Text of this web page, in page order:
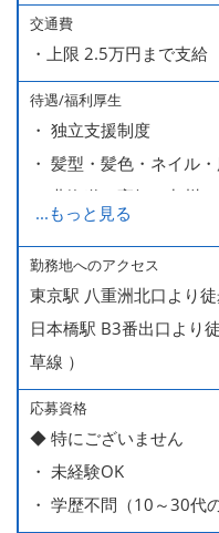
交通費
・上限 2.5万円まで支給
待遇/福利厚生
・ 独立支援制度
・ 髪型・髪色・ネイル
・ 北海道や高知、九州
ます
・ 無料の美味しい まかな
...もっと見る
勤務地へのアクセス
東京駅 八重洲北口より徒
日本橋駅 B3番出口より
草線 ）
応募資格
◆ 特にございません
・ 未経験OK
・ 学歴不問（10～30代